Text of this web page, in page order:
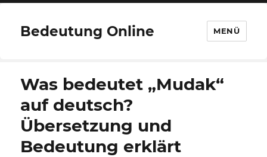
Bedeutung Online MENÜ
Was bedeutet „Mudak“
auf deutsch?
Übersetzung und
Bedeutung erklärt